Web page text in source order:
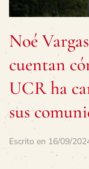
Noé
cuentan
UCR ha
sus
Escrito en 16/09/